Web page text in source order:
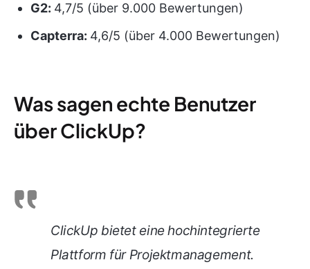
G2: 4,7/5 (über 9.000 Bewertungen)
Capterra: 4,6/5 (über 4.000 Bewertungen)
Was sagen echte Benutzer
über ClickUp?
ClickUp bietet eine hochintegrierte
Plattform für Projektmanagement.